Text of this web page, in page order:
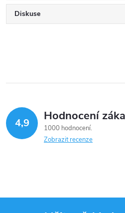
Diskuse
4,9 Hodnocení
1000 hodnocení
Zobrazit recenze